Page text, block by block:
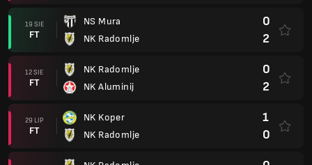
19 SIE
FT
NS Mura
NK Radomlje
0
2
12 SIE
FT
NK Radomlje
NK Aluminij
0
2
29 LIP
FT
NK Koper
NK Radomlje
1
0